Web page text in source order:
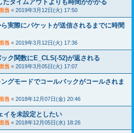
タイムアウトよりも時間がかかる
当 « 2019年3月12日(火) 17:50
実際にパケットが送信されるまでに時間
当 « 2019年3月12日(火) 17:36
ク関数にE_CLS(-52)が返される
当 « 2019年3月05日(火) 17:07
グモードでコールバックがコールされま
当 « 2018年12月07日(金) 20:46
イを未設定としたい
当 « 2018年12月05日(水) 18:26